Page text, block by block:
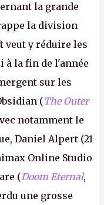
la grande
la division
veut y réduire les
à la fin de l'année
sur les
(The Outer
notamment le
Daniel Alpert (21
Online Studio
(Doom Eternal,
une grosse